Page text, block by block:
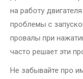
на работу
проблемы с
провалы при
часто решает эти
Не забывайте про